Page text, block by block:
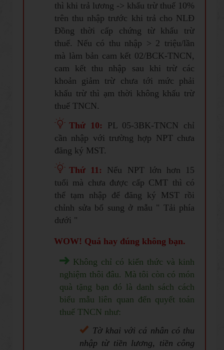
thì khi trả lương -> khấu trừ thuế 10%
trên thu nhập trước khi trả cho NLĐ
Đồng thời cấp chứng từ khấu trừ
thuế. Nếu có thu nhập > 2 triệu/lần
mà làm bản cam kết 02/BCK-TNCN,
cam kết thu nhập sau khi trừ các
khoản giảm trừ chưa tới mức phải
khấu trừ thì ạm thời không khấu trừ
thuế TNCN.
Thứ 10: PL 05-3BK-TNCN chỉ
cần nhập với trường hợp NPT chưa
đăng ký MST.
Thứ 11:
Nếu NPT lớn hơn 15
tuổi mà chưa được cấp CMT thì có
thể tạm nhập để đăng ký MST rồi
chỉnh sửa bổ sung ở mẫu " Tải phía
dưới "
WOW! Quá hay đúng không bạn.
Không chỉ có kiến thức và kinh
nghiệm thôi đâu. Mà tôi còn có món
quà tặng bạn đó là danh sách cách
biểu mẫu liên quan đến quyết toán
thuế TNCN như:
Tờ khai với cá nhân có thu
nhập từ tiền lương, tiền công